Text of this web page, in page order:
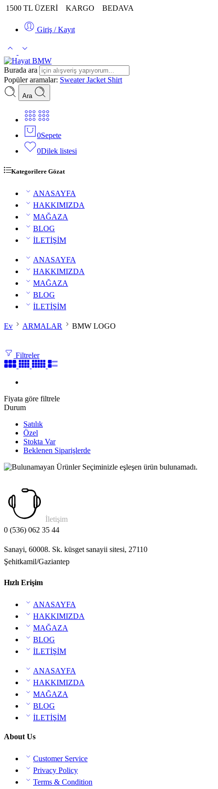
1500 TL ÜZERİ KARGO BEDAVA
Giriş / Kayıt
Burada ara
Popüler aramalar: SweaterJacket Shirt
Ara
0Sepete
0Dilek listesi
Kategorilere Gözat
ANASAYFA
HAKKIMIZDA
MAĞAZA
BLOG
İLETİŞİM
ANASAYFA
HAKKIMIZDA
MAĞAZA
BLOG
İLETİŞİM
Ev ARMALAR BMW LOGO
Filtreler
Fiyata göre filtrele
Durum
Satılık
Özel
Stokta Var
Beklenen Siparişlerde
Seçiminizle eşleşen ürün bulunamadı.
İletişim
0 (536) 062 35 44
Sanayi, 60008. Sk. küsget sanayii sitesi, 27110
Şehitkamil/Gaziantep
Hızlı Erişim
ANASAYFA
HAKKIMIZDA
MAĞAZA
BLOG
İLETİŞİM
ANASAYFA
HAKKIMIZDA
MAĞAZA
BLOG
İLETİŞİM
About Us
Customer Service
Privacy Policy
Terms & Condition